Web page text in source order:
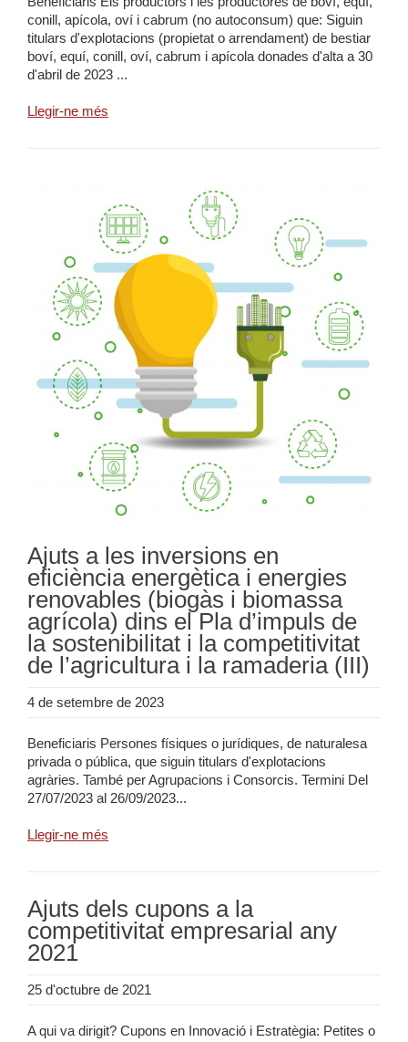
conill, apícola, oví i cabrum (no autoconsum) que: Siguin
titulars d'explotacions (propietat o arrendament) de bestiar
boví, equí, conill, oví, cabrum i apícola donades d'alta a 30
d'abril de 2023 ...
Llegir-ne més
Ajuts a les inversions en
eficiència energètica i energies
renovables (biogàs i biomassa
agrícola) dins el Pla d’impuls de
la sostenibilitat i la competitivitat
de l’agricultura i la ramaderia (III)
4 de setembre de 2023
Beneficiaris Persones físiques o jurídiques, de naturalesa
privada o pública, que siguin titulars d'explotacions
agràries. També per Agrupacions i Consorcis. Termini Del
27/07/2023 al 26/09/2023...
Llegir-ne més
Ajuts dels cupons a la
competitivitat empresarial any
2021
25 d'octubre de 2021
A qui va dirigit? Cupons en Innovació i Estratègia: Petites o